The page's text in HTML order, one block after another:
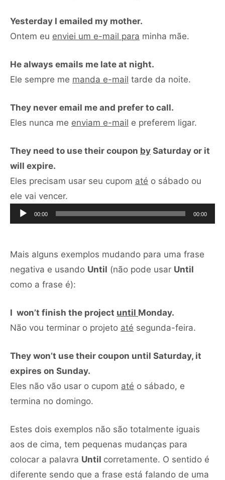
Yesterday I emailed my mother.
Ontem eu enviei um e-mail para minha mãe.
He always emails me late at night.
Ele sempre me manda e-mail tarde da noite.
They never email me and prefer to call.
Eles nunca me enviam e-mail e preferem ligar.
They need to use their coupon by Saturday or it
will expire.
Eles precisam usar seu cupom até o sábado ou
ele vai vencer.
de
áudio
00:00 00:00
Mais alguns exemplos mudando para uma frase
negativa e usando Until (não pode usar Until
como a frase é):
I won’t finish the project until Monday.
Não vou terminar o projeto até segunda-feira.
They won’t use their coupon until Saturday, it
expires on Sunday.
Eles não vão usar o cupom até o sábado, e
termina no domingo.
Estes dois exemplos não são totalmente iguais
aos de cima, tem pequenas mudanças para
colocar a palavra Until corretamente. O sentido é
diferente sendo que a frase está falando de uma